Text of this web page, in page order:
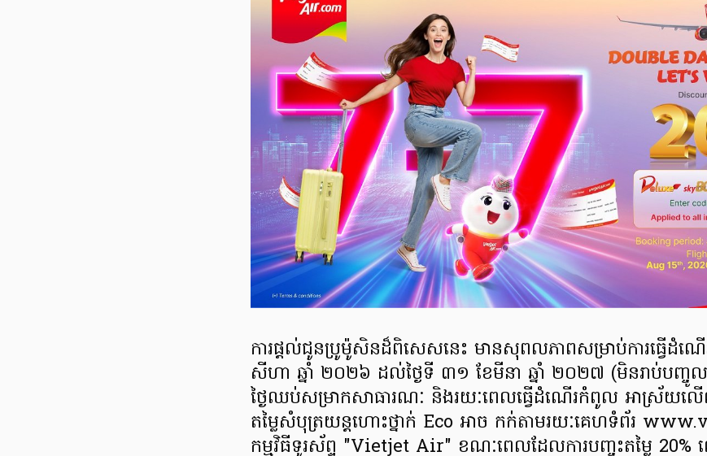
ការផ្តល់ជូនប្រូម៉ូសិនដ៏ពិសេសនេះ មានសុពលភាពសម្រាប់ការធ្វើដំណើរ
សីហា ឆ្នាំ ២០២៦ ដល់ថ្ងៃទី ៣១ ខែមីនា ឆ្នាំ ២០២៧ (មិនរាប់បញ្ចូល
ថ្ងៃឈប់សម្រាកសាធារណៈ និងរយៈពេលធ្វើដំណើរកំពូល អាស្រ័យលើ
តម្លៃសំបុត្រយន្តហោះថ្នាក់ Eco អាច កក់តាមរយៈគេហទំព័រ
កម្មវិធីទូរស័ព្ទ "Vietjet Air" ខណៈពេលដែលការបញ្ចុះតម្លៃ 20%